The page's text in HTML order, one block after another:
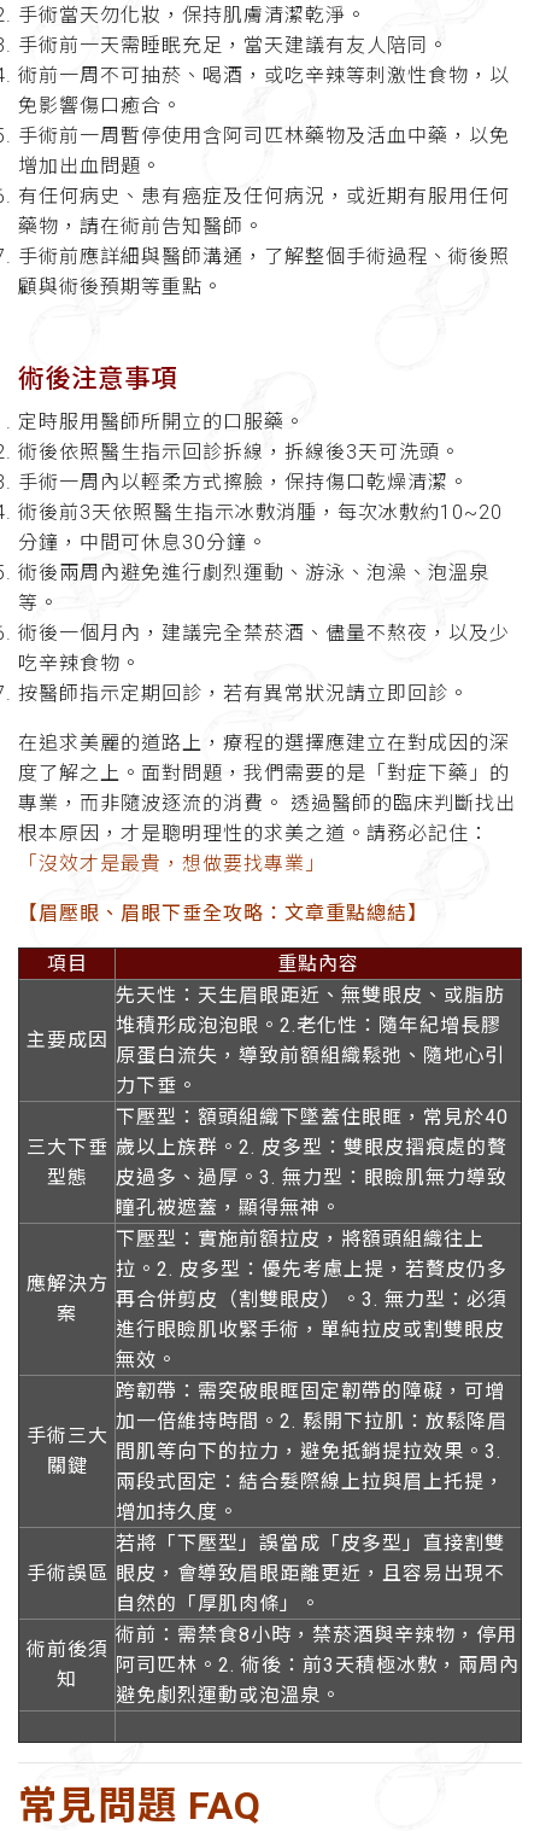
手術當天勿化妝，保持肌膚清潔乾淨。
手術前一天需睡眠充足，當天建議有友人陪同。
術前一周不可抽菸、喝酒，或吃辛辣等刺激性食物，以
免影響傷口癒合。
手術前一周暫停使用含阿司匹林藥物及活血中藥，以免
增加出血問題。
有任何病史、患有癌症及任何病況，或近期有服用任何
藥物，請在術前告知醫師。
手術前應詳細與醫師溝通，了解整個手術過程、術後照
顧與術後預期等重點。
術後注意事項
定時服用醫師所開立的口服藥。
術後依照醫生指示回診拆線，拆線後3天可洗頭。
手術一周內以輕柔方式擦臉，保持傷口乾燥清潔。
術後前3天依照醫生指示冰敷消腫，每次冰敷約10~20
分鐘，中間可休息30分鐘。
術後兩周內避免進行劇烈運動、游泳、泡澡、泡溫泉
等。
術後一個月內，建議完全禁菸酒、儘量不熬夜，以及少
吃辛辣食物。
按醫師指示定期回診，若有異常狀況請立即回診。
在追求美麗的道路上，療程的選擇應建立在對成因的深
度了解之上。面對問題，我們需要的是「對症下藥」的
專業，而非隨波逐流的消費。 透過醫師的臨床判斷找出
根本原因，才是聰明理性的求美之道。請務必記住：
「沒效才是最貴，想做要找專業」
【眉壓眼、眉眼下垂全攻略：文章重點總結】
項目 重點內容
主要成因
先天性 ：天生眉眼距近、無雙眼皮、或脂肪
堆積形成泡泡眼。2.老化性 ：隨年紀增長膠
原蛋白流失，導致前額組織鬆弛、隨地心引
力下垂。
三大下垂
型態
下壓型 ：額頭組織下墜蓋住眼眶，常見於40
歲以上族群。2. 皮多型 ：雙眼皮摺痕處的贅
皮過多、過厚。3. 無力型 ：眼瞼肌無力導致
瞳孔被遮蓋，顯得無神。
應解決方
案
下壓型 ：實施前額拉皮 ，將額頭組織往上
拉。2. 皮多型 ： 優先考慮上提 ，若贅皮仍多
再合併剪皮（割雙眼皮）。3. 無力型 ：必須
進行眼瞼肌收緊手術 ，單純拉皮或割雙眼皮
無效。
手術三大
關鍵
跨韌帶 ：需突破眼眶固定韌帶的障礙，可增
加一倍維持時間。2. 鬆開下拉肌 ：放鬆降眉
間肌等向下的拉力，避免抵銷提拉效果。3.
兩段式固定 ：結合髮際線上拉與眉上托提，
增加持久度。
手術誤區
若將「下壓型」誤當成「皮多型」直接割雙
眼皮，會導致眉眼距離更近，且容易出現不
自然的「厚肌肉條」。
術前後須
知
術前 ：需禁食8小時，禁菸酒與辛辣物，停用
阿司匹林。2. 術後 ：前3天積極冰敷，兩周內
避免劇烈運動或泡溫泉。
常見問題 FAQ